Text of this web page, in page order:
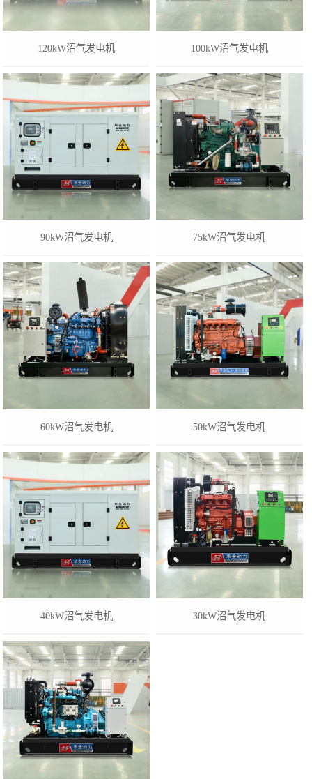
120kW沼气发电机 100kW沼气发电机
90kW沼气发电机 75kW沼气发电机
60kW沼气发电机 50kW沼气发电机
40kW沼气发电机 30kW沼气发电机